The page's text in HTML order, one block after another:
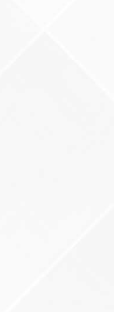
DE LAS MUJERES Y
DE LAS MUJERES Y